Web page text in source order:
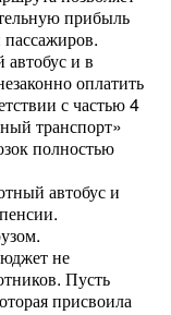
прибыль
пассажиров.
и в
оплатить
с частью 4
транспорт»
полностью
автобус и
не
Пусть
присвоила